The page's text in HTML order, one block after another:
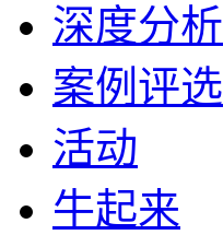
深度分析
案例评选
活动
牛起来